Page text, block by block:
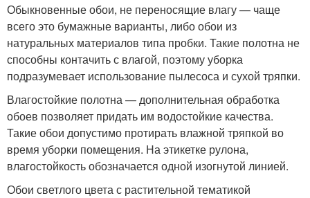
Обыкновенные обои, не переносящие влагу — чаще
всего это бумажные варианты, либо обои из
натуральных материалов типа пробки. Такие полотна не
способны контачить с влагой, поэтому уборка
подразумевает использование пылесоса и сухой тряпки.
Влагостойкие полотна — дополнительная обработка
обоев позволяет придать им водостойкие качества.
Такие обои допустимо протирать влажной тряпкой во
время уборки помещения. На этикетке рулона,
влагостойкость обозначается одной изогнутой линией.
Обои светлого цвета с растительной тематикой